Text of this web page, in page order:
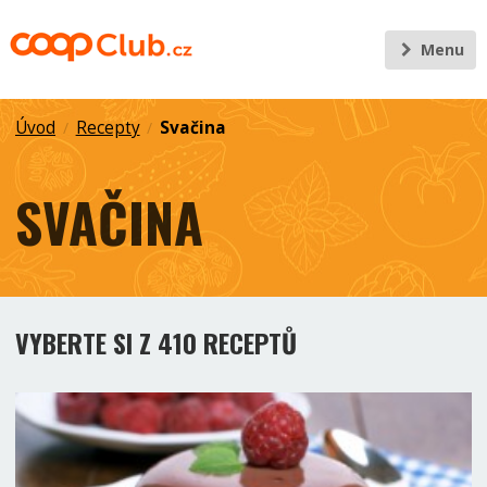
Menu
Úvod / Recepty / Svačina
SVAČINA
VYBERTE SI Z 410 RECEPTŮ